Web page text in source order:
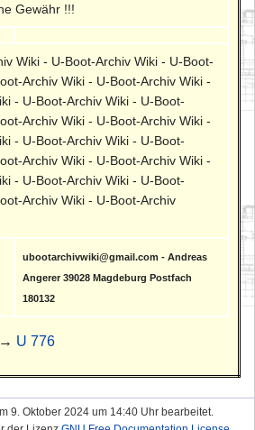
Gewähr !!!
Wiki - U-Boot-Archiv Wiki - U-Boot-
Archiv Wiki - U-Boot-Archiv Wiki -
- U-Boot-Archiv Wiki - U-Boot-
Archiv Wiki - U-Boot-Archiv Wiki -
- U-Boot-Archiv Wiki - U-Boot-
Archiv Wiki - U-Boot-Archiv Wiki -
- U-Boot-Archiv Wiki - U-Boot-
Archiv Wiki - U-Boot-Archiv
ubootarchivwiki@gmail.com - Andreas
Angerer 39028 Magdeburg Postfach
180132
U 776
9. Oktober 2024 um 14:40 Uhr bearbeitet.